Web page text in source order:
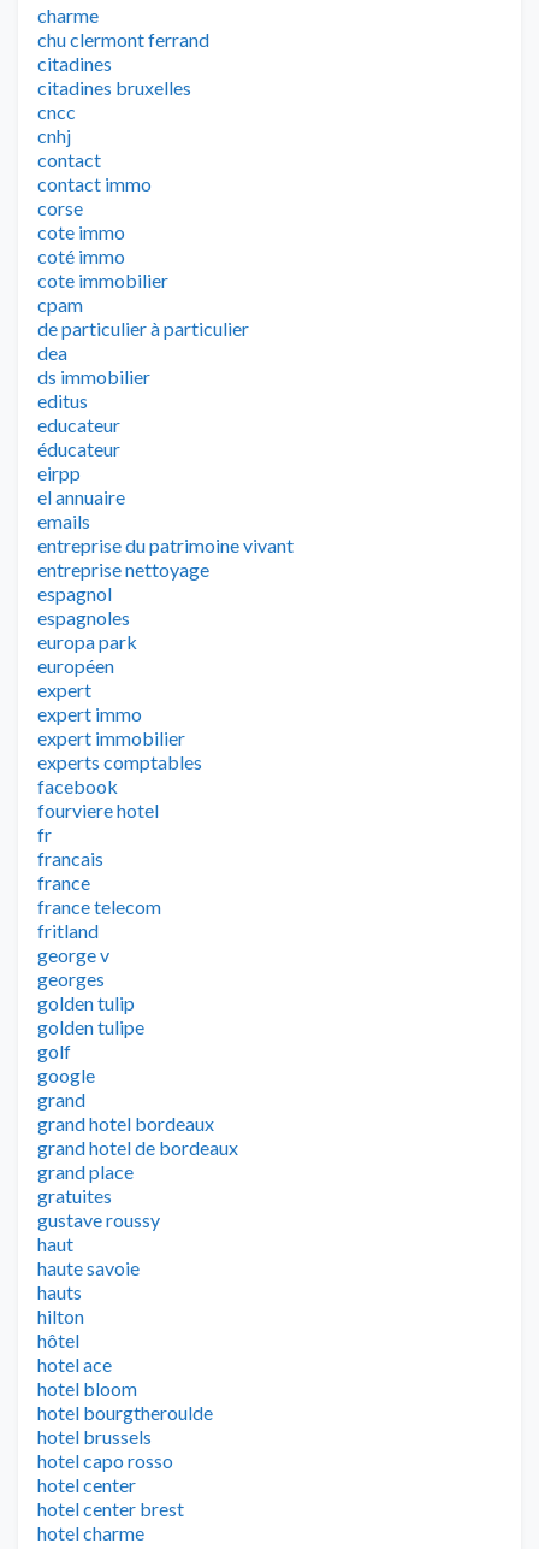
charme
chu clermont ferrand
citadines
citadines bruxelles
cncc
cnhj
contact
contact immo
corse
cote immo
coté immo
cote immobilier
cpam
de particulier à particulier
dea
ds immobilier
editus
educateur
éducateur
eirpp
el annuaire
emails
entreprise du patrimoine vivant
entreprise nettoyage
espagnol
espagnoles
europa park
européen
expert
expert immo
expert immobilier
experts comptables
facebook
fourviere hotel
fr
francais
france
france telecom
fritland
george v
georges
golden tulip
golden tulipe
golf
google
grand
grand hotel bordeaux
grand hotel de bordeaux
grand place
gratuites
gustave roussy
haut
haute savoie
hauts
hilton
hôtel
hotel ace
hotel bloom
hotel bourgtheroulde
hotel brussels
hotel capo rosso
hotel center
hotel center brest
hotel charme